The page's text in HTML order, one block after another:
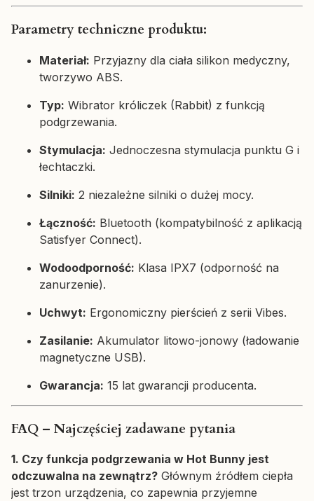
Parametry techniczne produktu:
Materiał: Przyjazny dla ciała silikon medyczny,
tworzywo ABS.
Typ: Wibrator króliczek (Rabbit) z funkcją
podgrzewania.
Stymulacja: Jednoczesna stymulacja punktu G i
łechtaczki.
Silniki: 2 niezależne silniki o dużej mocy.
Łączność: Bluetooth (kompatybilność z aplikacją
Satisfyer Connect).
Wodoodporność: Klasa IPX7 (odporność na
zanurzenie).
Uchwyt: Ergonomiczny pierścień z serii Vibes.
Zasilanie: Akumulator litowo-jonowy (ładowanie
magnetyczne USB).
Gwarancja: 15 lat gwarancji producenta.
FAQ – Najczęściej zadawane pytania
1. Czy funkcja podgrzewania w Hot Bunny jest
odczuwalna na zewnątrz? Głównym źródłem ciepła
jest trzon urządzenia, co zapewnia przyjemne